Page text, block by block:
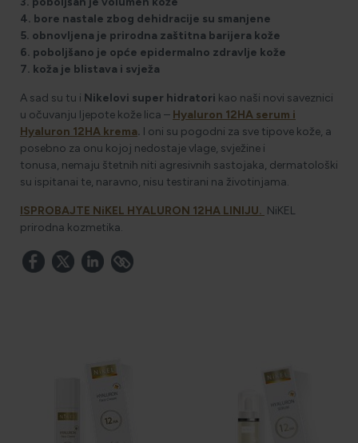
4. bore nastale zbog dehidracije su smanjene
5. obnovljena je prirodna zaštitna barijera kože
6. poboljšano je opće epidermalno zdravlje kože
7. koža je blistava i svježa
A sad su tu i Nikelovi super hidratori kao naši novi saveznici
u očuvanju ljepote kože lica – Hyaluron 12HA serum i
Hyaluron 12HA krema. I oni su pogodni za sve tipove kože, a
posebno za onu kojoj nedostaje vlage, svježine i
tonusa, nemaju štetnih niti agresivnih sastojaka, dermatološki
su ispitanai te, naravno, nisu testirani na životinjama.
ISPROBAJTE NiKEL HYALURON 12HA LINIJU. NiKEL
prirodna kozmetika.